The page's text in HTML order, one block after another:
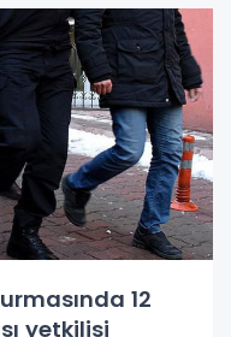
12
yetkilisi